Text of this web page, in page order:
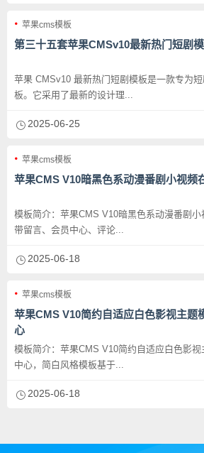
苹果cms模板
第三十五套苹果CMSv10最新热门短剧
苹果 CMSv10 最新热门短剧模板是一款专为
板。它采用了最新的设计理...
2025-06-25
苹果cms模板
苹果CMS V10暗黑色系动漫番剧小视频
模板简介：苹果CMS V10暗黑色系动漫番剧
带留言、会员中心、评论...
2025-06-18
苹果cms模板
苹果CMS V10简约自适应白色影视主题
心
模板简介：苹果CMS V10简约自适应白色影
中心，简白风格模板基于...
2025-06-18